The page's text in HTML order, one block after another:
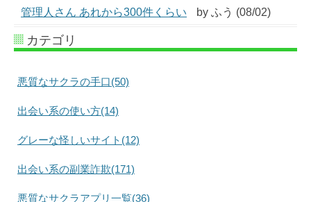
管理人さん あれから300件くらい
by ふう (08/02)
カテゴリ
悪質なサクラの手口(50)
出会い系の使い方(14)
グレーな怪しいサイト(12)
出会い系の副業詐欺(171)
悪質なサクラアプリ一覧(36)